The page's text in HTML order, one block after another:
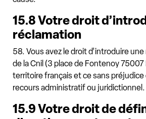
15.8 Votre droit
réclamation
58. Vous avez le droit d’introduire
de la Cnil (3 place de Fontenoy 75007
territoire français et ce sans
recours administratif ou juridictionnel.
15.9 Votre droit de